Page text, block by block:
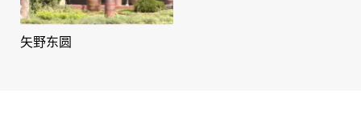
矢野东圆